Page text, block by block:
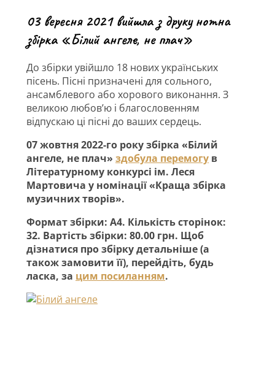
03 вересня 2021 вийшла з друку нотна
збірка «Білий ангеле, не плач»
До збірки увійшло 18 нових українських
пісень. Пісні призначені для сольного,
ансамблевого або хорового виконання. З
великою любов’ю і благословенням
відпускаю ці пісні до ваших сердець.
07 жовтня 2022-го року збірка «Білий
ангеле, не плач» здобула перемогу в
Літературному конкурсі ім. Леся
Мартовича у номінації «Краща збірка
музичних творів».
Формат збірки: А4. Кількість сторінок:
32. Вартість збірки: 80.00 грн. Щоб
дізнатися про збірку детальніше (а
також замовити її), перейдіть, будь
ласка, за цим посиланням.